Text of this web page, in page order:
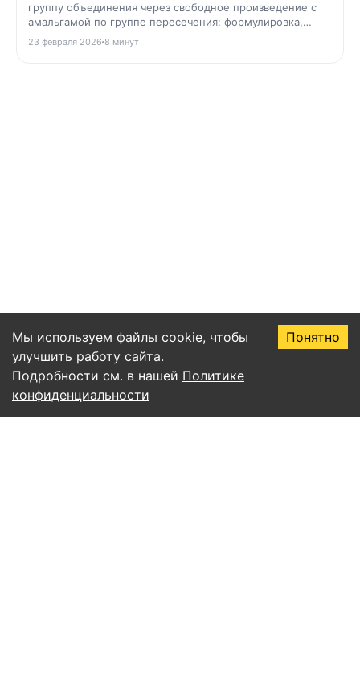
группу объединения через свободное произведение с
амальгамой по группе пересечения: формулировка,
условия и применения.
23 февраля 2026 8 минут
Мы используем файлы cookie, чтобы
улучшить работу сайта.
Подробности см. в нашей Политике
конфиденциальности
Понятно